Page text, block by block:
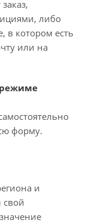
либо
в котором есть
или на
режиме
форму.
и
свой